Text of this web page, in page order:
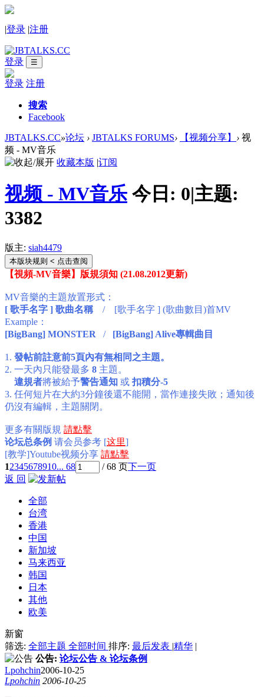
|登录 |注册
登录 ☰
登录 注册
搜索
Facebook
JBTALKS.CC»论坛 › JBTALKS FORUMS› 【视频分享】 › 视
频 - MV音乐
收藏本版 |订阅
视频 - MV音乐 今日: 0|主题:
3382
版主: siah4479
本版块规则 < 点击查阅
【視頻-MV音樂】版規須知 (21.08.2012更新)
MV音樂的主題放置形式 ：
[ 歌手名字 ] 歌曲名稱 / [歌手名字 ] (歌曲數目)首MV
Example：
[BigBang] MONSTER / [BigBang] Alive專輯曲目
1. 發帖前註意前5頁內有無相同之主題。
2. 一天內只能發最多 8 主題。
違規者將被給予警告通知 或 扣積分-5
3. 任何短片在大約3分鐘後還不能開，當作連接失敗；通知後
仍沒有編輯，主題關閉。
更多有關版規 請點擊
论坛总条例 请会员参考 [这里]
[教学]Youtube视频分享 請點擊
12345678910... 68 / 68 页下一页
返 回
全部
台湾
香港
中国
新加坡
马来西亚
韩国
日本
其他
欧美
新窗
筛选: 全部主题 全部时间 排序: 最后发表 |精华 |
公告: 论坛公告 & 论坛条例
Lpohchin2006-10-25
Lpohchin 2006-10-25